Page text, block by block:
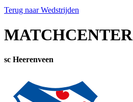
Terug naar Wedstrijden
MATCHCENTER
sc Heerenveen